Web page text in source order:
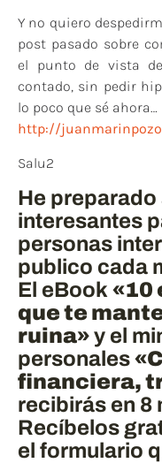
Y no quiero
post pasado sobre
el punto de vista
contado, sin pedir
lo poco que sé ahora…
http://
Salu2
He
interesantes
personas
publico cada
El eBook «10
que te
ruina»y el
personales
financiera,
recibirás en 8
Recíbelos
el formulario